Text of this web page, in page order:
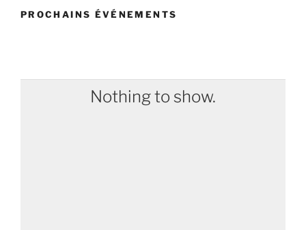
PROCHAINS ÉVÉNEMENTS
Nothing to show.